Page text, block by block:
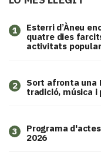
1
Esterri d’Àneu
quatre dies
activitats
2
Sort afronta una
tradició, música
3
Programa
2026